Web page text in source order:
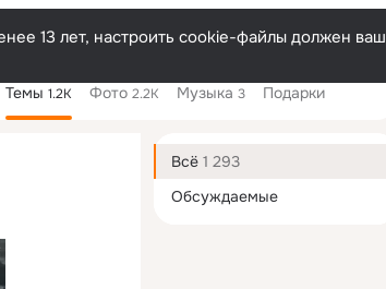
13 лет, настроить cookie-файлы должен ваш
Темы 1.2K Фото 2.2K Музыка 3 Подарки
Дополнительная
колонка
Всё 1 293
Обсуждаемые